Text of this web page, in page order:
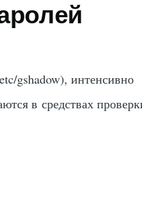
gshadow), интенсивно
в средствах